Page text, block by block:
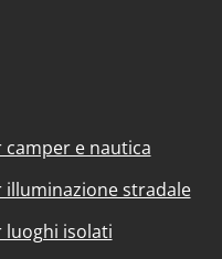
e nautica
stradale
luoghi isolati